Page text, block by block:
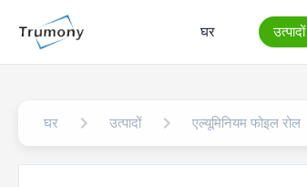
घर उत्पादों
घर उत्पादों एल्यूमिनियम फोइल रोल